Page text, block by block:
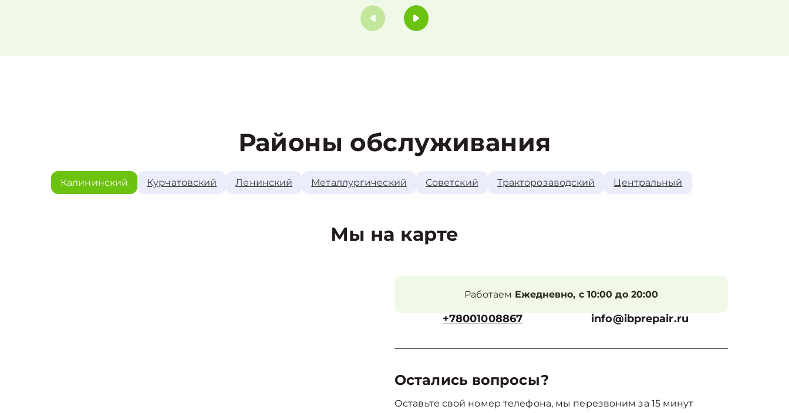
Районы обслуживания
Калининский Курчатовский Ленинский Металлургический Советский Тракторозаводский Центральный
Мы на карте
Работаем Ежедневно, с 10:00 до 20:00
+78001008867 info@ibprepair.ru
Остались вопросы?
Оставьте свой номер телефона, мы перезвоним за 15 минут